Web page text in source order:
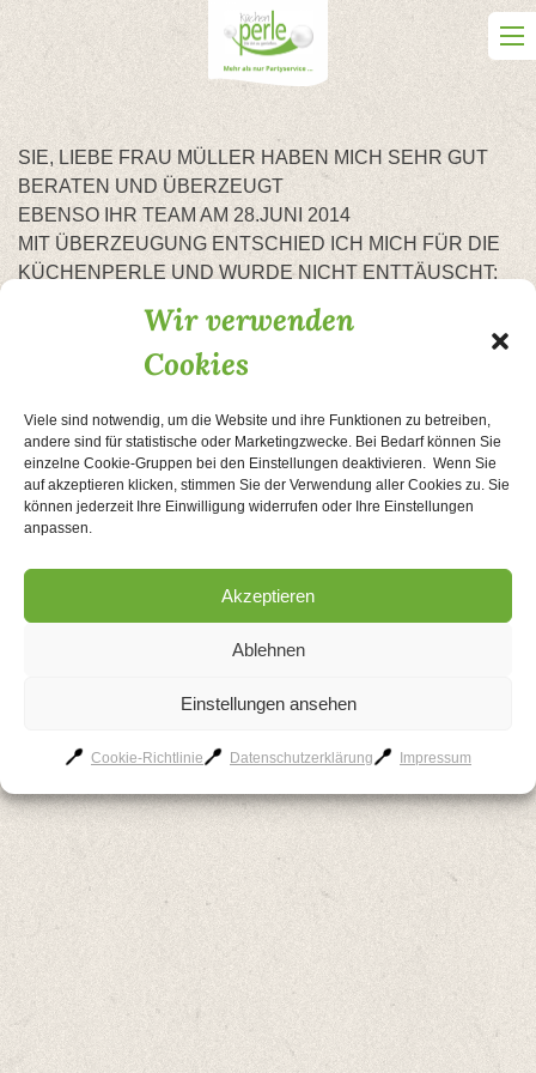
Wir verwenden
Cookies
Viele sind notwendig, um die Website und ihre Funktionen zu betreiben,
andere sind für statistische oder Marketingzwecke. Bei Bedarf können Sie
einzelne Cookie-Gruppen bei den Einstellungen deaktivieren. Wenn Sie
auf akzeptieren klicken, stimmen Sie der Verwendung aller Cookies zu. Sie
können jederzeit Ihre Einwilligung widerrufen oder Ihre Einstellungen
anpassen.
Akzeptieren
Ablehnen
Einstellungen ansehen
Cookie-Richtlinie Datenschutzerklärung Impressum
Skip
content
SIE, LIEBE FRAU MÜLLER HABEN MICH SEHR GUT
BERATEN UND ÜBERZEUGT
EBENSO IHR TEAM AM 28.JUNI 2014
MIT ÜBERZEUGUNG ENTSCHIED ICH MICH FÜR DIE
KÜCHENPERLE UND WURDE NICHT ENTTÄUSCHT:
AUCH. WIR SIND ALLE SEHR SCHMACKHAFT
VERWÖHNT WORDEN UND DAS AUGE HAT AUCH MIT
GUTES GELINGEN: WIR SEHEN UNS WIEDER.
MARGRIT KORBS KLEIN RÖNNAU k
Beitragsnavigation
Herzlichen Dank! Sommerfest
Cookie-Richtlinie